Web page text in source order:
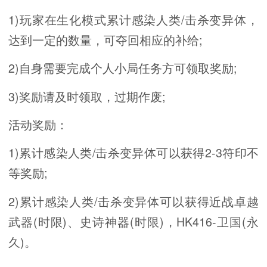
1)玩家在生化模式累计感染人类/击杀变异体，
达到一定的数量，可夺回相应的补给;
2)自身需要完成个人小局任务方可领取奖励;
3)奖励请及时领取，过期作废;
活动奖励：
1)累计感染人类/击杀变异体可以获得2-3符印不
等奖励;
2)累计感染人类/击杀变异体可以获得近战卓越
武器(时限)、史诗神器(时限)，HK416-卫国(永
久)。